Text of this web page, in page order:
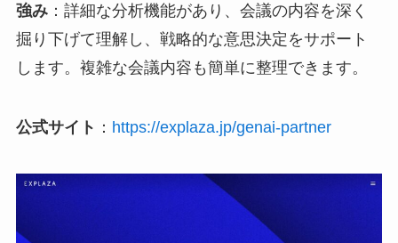
強み：詳細な分析機能があり、会議の内容を深く
掘り下げて理解し、戦略的な意思決定をサポート
します。複雑な会議内容も簡単に整理できます。
公式サイト ： https://explaza.jp/genai-partner